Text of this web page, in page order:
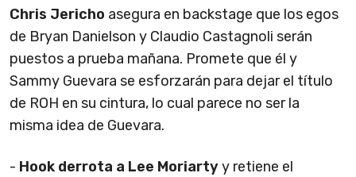
Chris Jericho asegura en backstage que los egos
de Bryan Danielson y Claudio Castagnoli serán
puestos a prueba mañana. Promete que él y
Sammy Guevara se esforzarán para dejar el título
de ROH en su cintura, lo cual parece no ser la
misma idea de Guevara.
- Hook derrota a Lee Moriartyy retiene el